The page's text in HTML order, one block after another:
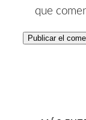
que